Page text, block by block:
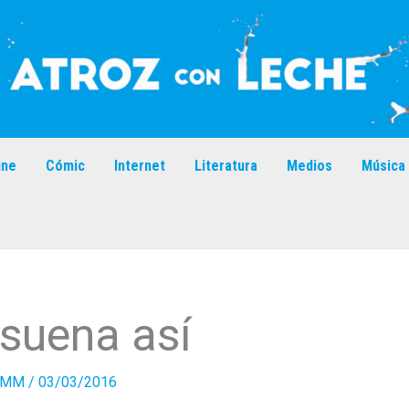
Cómic Internet Literatura Medios Música
así
MM / 03/03/2016